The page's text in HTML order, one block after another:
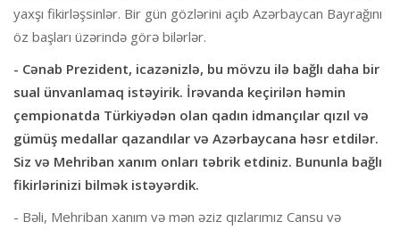
yaxşı fikirləşsinlər. Bir gün gözlərini açıb Azərbaycan Bayrağını
öz başları üzərində görə bilərlər.
- Cənab Prezident, icazənizlə, bu mövzu ilə bağlı daha bir
sual ünvanlamaq istəyirik. İrəvanda keçirilən həmin
çempionatda Türkiyədən olan qadın idmançılar qızıl və
gümüş medallar qazandılar və Azərbaycana həsr etdilər.
Siz və Mehriban xanım onları təbrik etdiniz. Bununla bağlı
fikirlərinizi bilmək istəyərdik.
- Bəli, Mehriban xanım və mən əziz qızlarımız Cansu və